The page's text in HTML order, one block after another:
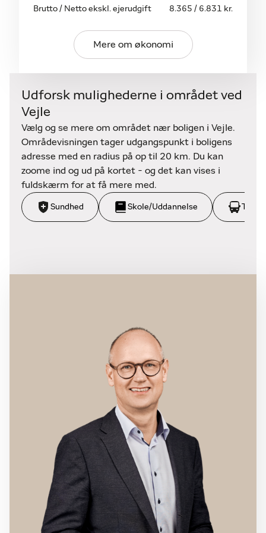
Ring til home Vejle og bestil en fremvisning. – tlf.
Brutto / Netto ekskl. ejerudgift
8.365 / 6.831 kr.
Mere om økonomi
Udforsk mulighederne i området ved
Vejle
Vælg og se mere om området nær boligen i Vejle.
Områdevisningen tager udgangspunkt i boligens
adresse med en radius på op til 20 km. Du kan
zoome ind og ud på kortet - og det kan vises i
fuldskærm for at få mere med.
Sundhed Skole/Uddannelse